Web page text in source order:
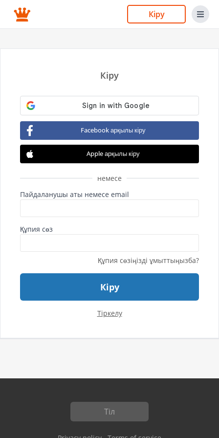
Кіру
Кіру
Facebook арқылы кіру
Apple арқылы кіру
немесе
Пайдаланушы аты немесе email
Құпия сөз
Құпия сөзіңізді ұмыттыңызба?
Кіру
Тіркелу
Тіл